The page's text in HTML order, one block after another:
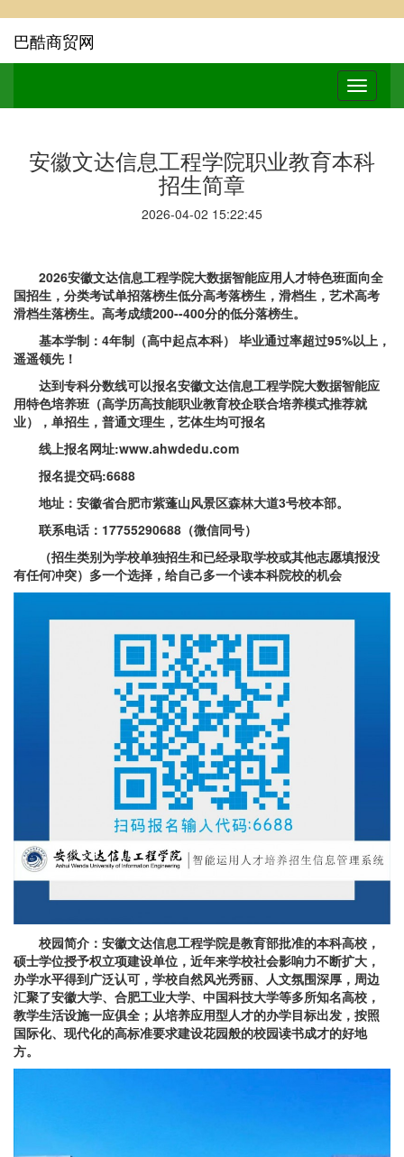
巴酷商贸网
安徽文达信息工程学院职业教育本科
招生简章
2026-04-02 15:22:45
2026安徽文达信息工程学院大数据智能应用人才特色班面向全
国招生，分类考试单招落榜生低分高考落榜生，滑档生，艺术高考
滑档生落榜生。高考成绩200--400分的低分落榜生。
基本学制：4年制（高中起点本科） 毕业通过率超过95%以上，
遥遥领先！
达到专科分数线可以报名安徽文达信息工程学院大数据智能应
用特色培养班（高学历高技能职业教育校企联合培养模式推荐就
业），单招生，普通文理生，艺体生均可报名
线上报名网址:www.ahwdedu.com
报名提交码:6688
地址：安徽省合肥市紫蓬山风景区森林大道3号校本部。
联系电话：17755290688（微信同号）
（招生类别为学校单独招生和已经录取学校或其他志愿填报没
有任何冲突）多一个选择，给自己多一个读本科院校的机会
校园简介 ： 安徽文达信息工程学院是教育部批准的本科高校，
硕士学位授予权立项建设单位，近年来学校社会影响力不断扩大，
办学水平得到广泛认可，学校自然风光秀丽、人文氛围深厚，周边
汇聚了安徽大学、合肥工业大学、中国科技大学等多所知名高校，
教学生活设施一应俱全；从培养应用型人才的办学目标出发，按照
国际化、现代化的高标准要求建设花园般的校园读书成才的好地
方。